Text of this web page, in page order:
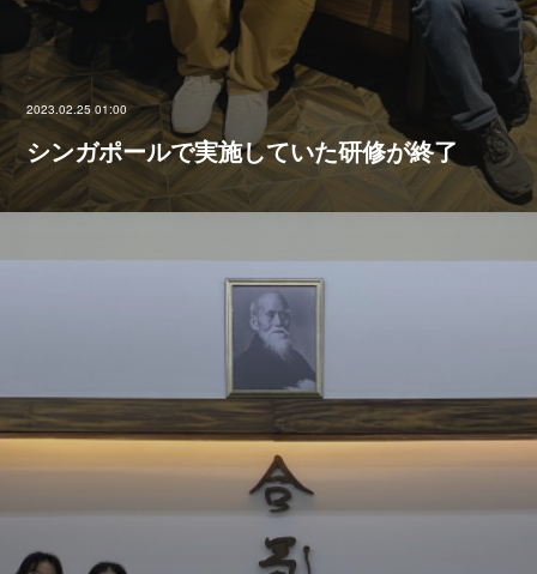
2023.02.25 01:00
シンガポールで実施していた研修が終了